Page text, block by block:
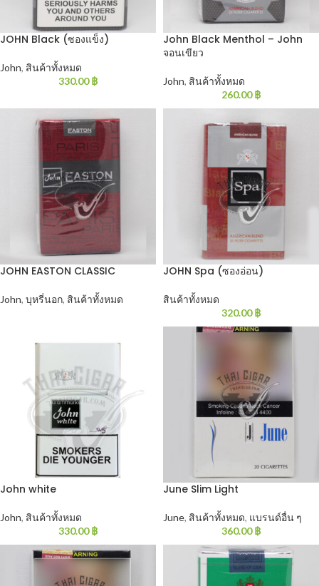
JOHN Black (ซองแข็ง)
John, สินค้าทั้งหมด
330.00฿
John Black Menthol – John
จอนเขียว
John, สินค้าทั้งหมด
260.00฿
JOHN EASTON CLASSIC
John, บุหรี่นอก, สินค้าทั้งหมด
JOHN Spa (ซองอ่อน)
สินค้าทั้งหมด
320.00฿
John white
John, สินค้าทั้งหมด
330.00฿
June Slim Light
June, สินค้าทั้งหมด, แบรนด์อื่น ๆ
360.00฿